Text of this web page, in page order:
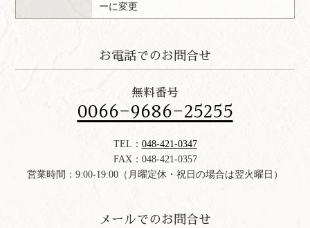
ーに変更
お電話でのお問合せ
無料番号
0066-9686-25255
TEL： 048-421-0347
FAX：048-421-0357
営業時間：9:00-19:00（月曜定休・祝日の場合は翌火曜日）
メールでのお問合せ